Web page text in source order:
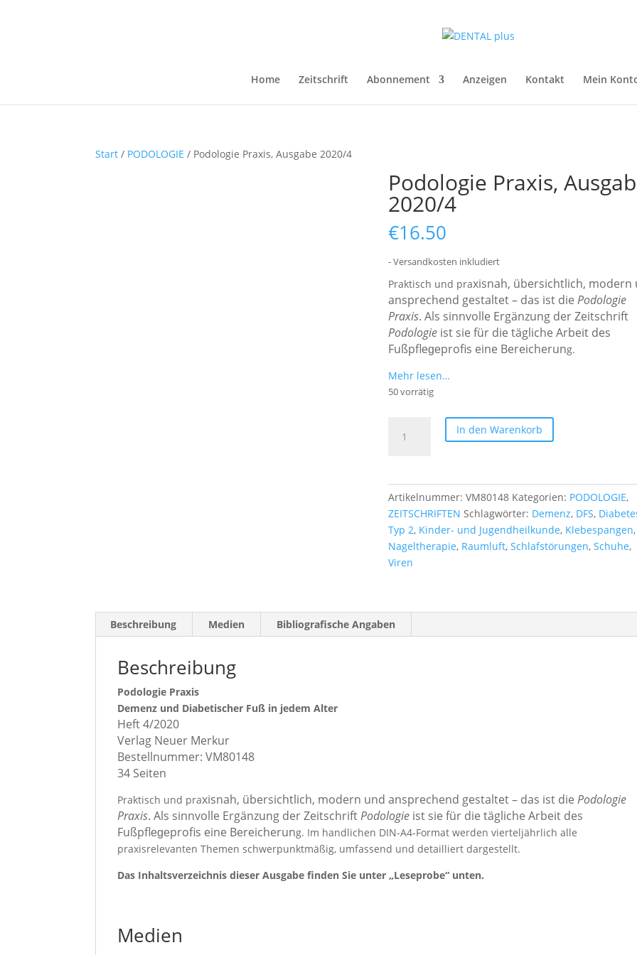
Home Zeitschrift Abonnement Anzeigen Kontakt Mein
Start / PODOLOGIE / Podologie Praxis, Ausgabe 2020/4
Podologie Praxis,
2020/4
€16.50
- Versandkosten inkludiert
Praktisch und praxisnah, übersichtlich, modern
ansprechend gestaltet – das ist diePodologie
Praxis. Als sinnvolle Ergänzung der Zeitschrift
Podologie ist sie für die tägliche Arbeit des
Fußpflegeprofis eine Bereicherung.
Mehr lesen…
50 vorrätig
Praxis,
Menge
In den Warenkorb
Artikelnummer:VM80148 Kategorien: PODOLOGIE,
ZEITSCHRIFTEN Schlagwörter: Demenz, DFS,
Typ 2, Kinder- und Jugendheilkunde, Klebespangen,
Nageltherapie, Raumluft,Schlafstörungen,Schuhe,
Viren
Beschreibung Medien Bibliografische Angaben
Beschreibung
Podologie Praxis
Demenz und Diabetischer Fuß in jedem Alter
Heft 4/2020
Verlag Neuer Merkur
Bestellnummer: VM80148
34 Seiten
Praktisch und praxisnah, übersichtlich, modern und ansprechend gestaltet – das ist diePodologie
Praxis. Als sinnvolle Ergänzung der ZeitschriftPodologie ist sie für die tägliche Arbeit des
Fußpflegeprofis eine Bereicherung. Im handlichen DIN-A4-Format werden vierteljährlich alle
praxisrelevanten Themen schwerpunktmäßig, umfassend und detailliert dargestellt.
Das Inhaltsverzeichnis dieser Ausgabe finden Sie unter „Leseprobe“ unten.
Medien